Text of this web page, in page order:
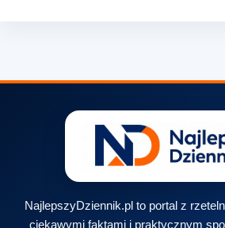
NajlepszyDziennik.pl to portal z
ciekawymi faktami i praktycznym